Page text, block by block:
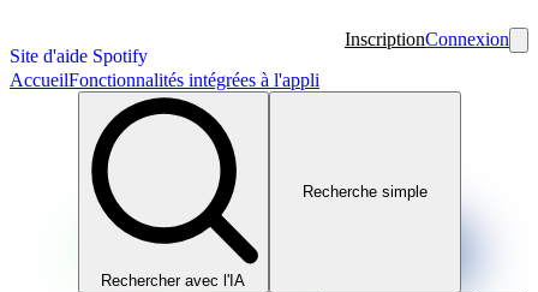
Site d'aide Spotify
InscriptionConnexion
AccueilFonctionnalités intégrées à l'appli
Rechercher avec l'IA
Recherche simple